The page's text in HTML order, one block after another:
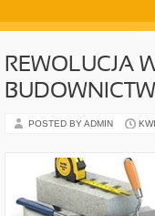
REWOLUCJA
POSTED BY ADMIN